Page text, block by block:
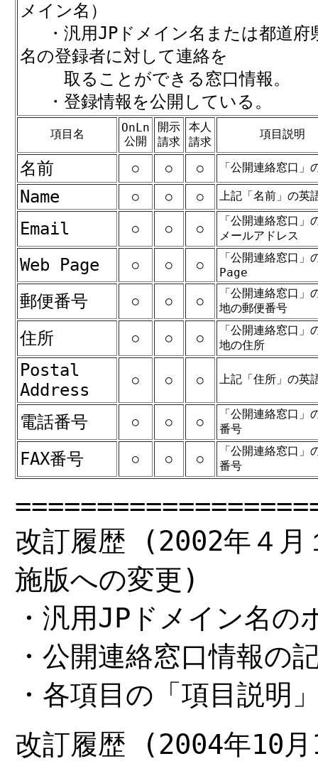
メイン名）
・汎用JPドメイン名または都道府
名の登録者に対して連絡を
取ることができる窓口情報。
・登録情報を公開している。
項目名
OnLn
公開
開示
請求
本人
請求
項目説明
名前 ○ ○ ○ 「公開連絡窓口」
Name ○ ○ ○ 上記「名前」の英
Email ○ ○ ○
「公開連絡窓口」
メールアドレス
Web Page ○ ○ ○
「公開連絡窓口」
Page
郵便番号 ○ ○ ○
「公開連絡窓口」
地の郵便番号
住所 ○ ○ ○
「公開連絡窓口」
地の住所
Postal
Address
○ ○ ○ 上記「住所」の英
電話番号 ○ ○ ○
「公開連絡窓口」
番号
FAX番号 ○ ○ ○
「公開連絡窓口」
番号
改訂履歴 (2002年４月
施版への変更)
・汎用JPドメイン名
・公開連絡窓口情報の
・各項目の「項目説明
改訂履歴 (2004年10月